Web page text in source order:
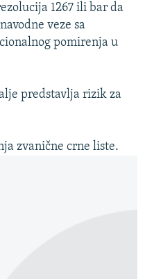
1267 ili bar da
veze sa
pomirenja u
predstavlja rizik za
zvanične crne liste.